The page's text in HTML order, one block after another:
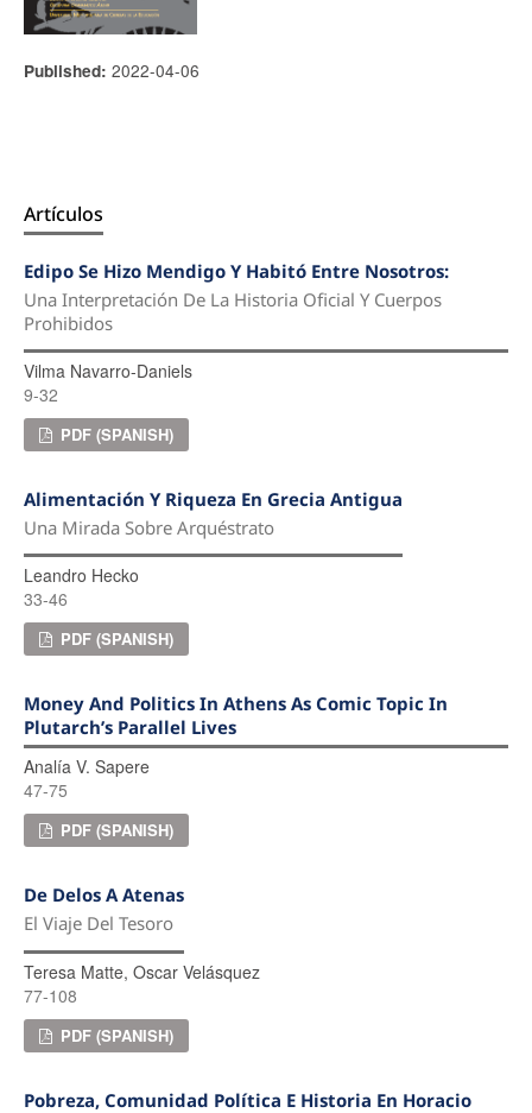
Published: 2022-04-06
Artículos
Edipo Se Hizo Mendigo Y Habitó Entre Nosotros:
Una Interpretación De La Historia Oficial Y Cuerpos
Prohibidos
Vilma Navarro-Daniels
9-32
PDF (SPANISH)
Alimentación Y Riqueza En Grecia Antigua
Una Mirada Sobre Arquéstrato
Leandro Hecko
33-46
PDF (SPANISH)
Money And Politics In Athens As Comic Topic In
Plutarch’s Parallel Lives
Analía V. Sapere
47-75
PDF (SPANISH)
De Delos A Atenas
El Viaje Del Tesoro
Teresa Matte, Oscar Velásquez
77-108
PDF (SPANISH)
Pobreza, Comunidad Política E Historia En Horacio